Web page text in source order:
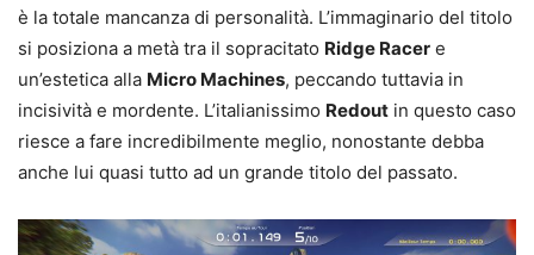
è la totale mancanza di personalità. L’immaginario del titolo
si posiziona a metà tra il sopracitato Ridge Racer e
un’estetica alla Micro Machines, peccando tuttavia in
incisività e mordente. L’italianissimo Redout in questo caso
riesce a fare incredibilmente meglio, nonostante debba
anche lui quasi tutto ad un grande titolo del passato.